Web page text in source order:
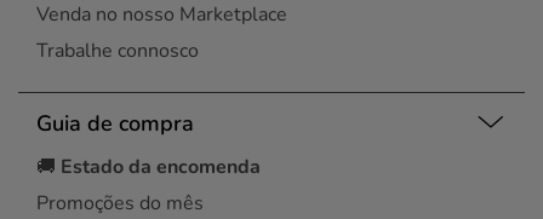
Venda no nosso Marketplace
Trabalhe connosco
Guia de compra
🚚 Estado da encomenda
Promoções do mês